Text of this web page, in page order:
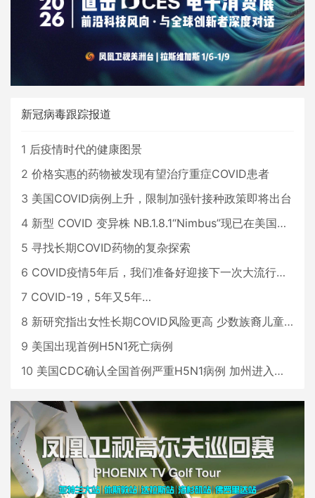
新冠病毒跟踪报道
1 后疫情时代的健康图景
2 价格实惠的药物被发现有望治疗重症COVID患者
3 美国COVID病例上升，限制加强针接种政策即将出台
4 新型 COVID 变异株 NB.1.8.1“Nimbus”现已在美国占据主导地位
5 寻找长期COVID药物的复杂探索
6 COVID疫情5年后，我们准备好迎接下一次大流行了吗？
7 COVID-19，5年又5年…
8 新研究指出女性长期COVID风险更高 少数族裔儿童存在差异
9 美国出现首例H5N1死亡病例
10 美国CDC确认全国首例严重H5N1病例 加州进入紧急状态